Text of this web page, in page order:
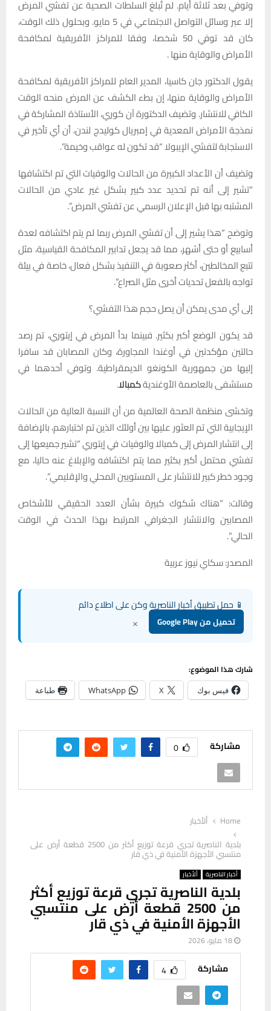
وتوفي بعد ثلاثة أيام. لم تُبلغ السلطات الصحية عن تفشي المرض
إلا عبر وسائل التواصل الاجتماعي في 5 مايو. وبحلول ذلك الوقت،
كان قد توفي 50 شخصا، وفقا للمراكز الأفريقية لمكافحة
الأمراض والوقاية منها .
يقول الدكتور جان كاسيا، المدير العام للمراكز الأفريقية لمكافحة
الأمراض والوقاية منها، إن بطء الكشف عن المرض منحه الوقت
الكافي للانتشار. وتضيف الدكتورة آن كوري، الأستاذة المشاركة في
نمذجة الأمراض المعدية في إمبريال كوليدج لندن، أن أي تأخير في
الاستجابة لتفشي الإيبولا “قد تكون له عواقب وخيمة”.
وتضيف أن الأعداد الكبيرة من الحالات والوفيات التي تم اكتشافها
“تشير إلى أنه تم تحديد عدد كبير بشكل غير عادي من الحالات
المشتبه بها قبل الإعلان الرسمي عن تفشي المرض”.
وتوضح “هذا يشير إلى أن تفشي المرض ربما لم يتم اكتشافه لعدة
أسابيع أو حتى أشهر، مما قد يجعل تدابير المكافحة القياسية، مثل
تتبع المخالطين، أكثر صعوبة في التنفيذ بشكل فعال، خاصة في بيئة
تواجه بالفعل تحديات أخرى مثل الصراع”.
إلى أي مدى يمكن أن يصل حجم هذا التفشي؟
قد يكون الوضع أكبر بكثير. فبينما بدأ المرض في إيتوري، تم رصد
حالتين مؤكدتين في أوغندا المجاورة، وكان المصابان قد سافرا
إليها من جمهورية الكونغو الديمقراطية. وتوفي أحدهما في
مستشفى بالعاصمة الأوغنديةكمبالا.
وتخشى منظمة الصحة العالمية من أن النسبة العالية من الحالات
الإيجابية التي تم العثور عليها بين أولئك الذين تم اختبارهم، بالإضافة
إلى انتشار المرض إلى كمبالا والوفيات في إيتوري “تشير جميعها إلى
تفشي محتمل أكبر بكثير مما يتم اكتشافه والإبلاغ عنه حاليا، مع
وجود خطر كبير للانتشار على المستويين المحلي والإقليمي”.
وقالت: “هناك شكوك كبيرة بشأن العدد الحقيقي للأشخاص
المصابين والانتشار الجغرافي المرتبط بهذا الحدث في الوقت
الحالي”.
المصدر: سكاي نيوز عربية
📱 حمل تطبيق أخبار الناصرية وكن على اطلاع دائم
تحميل من Google Play ×
شارك هذا الموضوع:
فيس بوك X
WhatsApp طباعة
مشاركة 0
Home
ألأخبار
بلدية الناصرية تجري قرعة توزيع أكثر من 2500 قطعة أرض على
منتسبي الأجهزة الأمنية في ذي قار
أخبار الناصرية ألأخبار
بلدية الناصرية تجري قرعة توزيع أكثر
من 2500 قطعة أرض على منتسبي
الأجهزة الأمنية في ذي قار
18 مايو، 2026
مشاركة 4